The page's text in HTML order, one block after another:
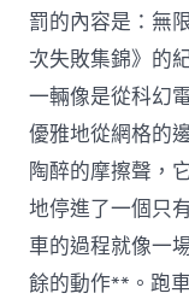
罰的內容是：無
次失敗集錦》的
一輛像是從科幻
優雅地從網格的
陶醉的摩擦聲，
地停進了一個只
車的過程就像一
餘的動作**。跑